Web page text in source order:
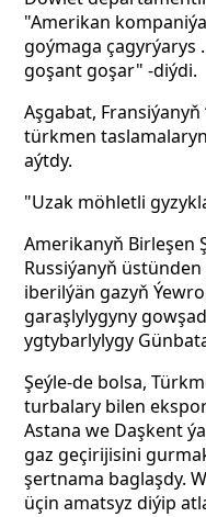
"Amerikan
goýmaga çagyrýarys
goşant goşar" -diýdi.
Aşgabat,
türkmen
aýtdy.
"Uzak möhletli
Amerikanyň Birleşen
Russiýanyň
iberilýän gazyň
garaşlylygyny
ygtybarlylygy
Şeýle-de bolsa,
turbalary bilen
Astana we Daşkent
gaz geçirijisini
şertnama baglaşdy.
üçin amatsyz diýip